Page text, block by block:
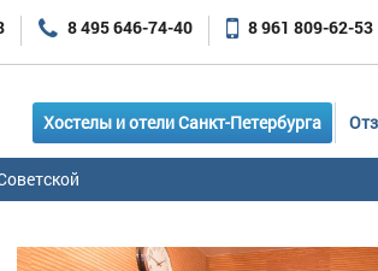
8 495 646-74-40 8 961 809-62-53
Хостелы и отели Санкт-Петербурга